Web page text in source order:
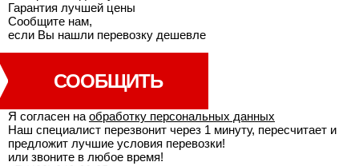
Гарантия лучшей цены
Сообщите нам,
если Вы нашли перевозку дешевле
СООБЩИТЬ
Я согласен на обработку персональных данных
Наш специалист перезвонит через 1 минуту, пересчитает и
предложит лучшие условия перевозки!
или звоните в любое время!